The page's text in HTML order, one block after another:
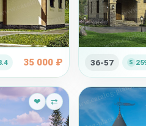
35 000 ₽ 36-57
❤ ⇄